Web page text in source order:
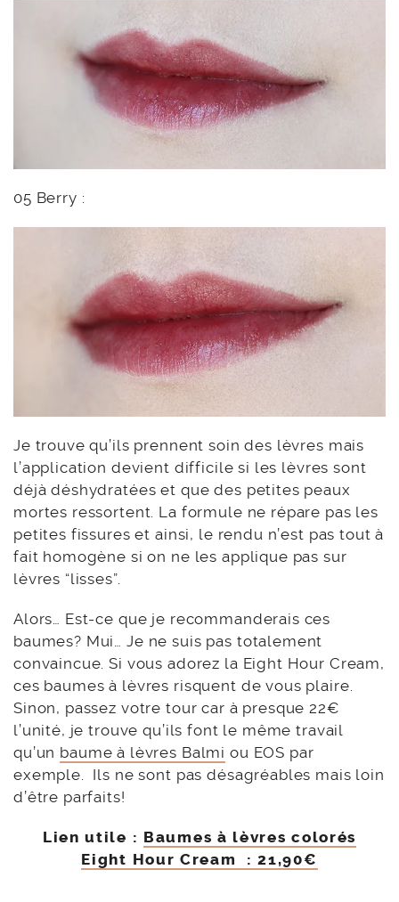
05 Berry :
Je trouve qu’ils prennent soin des lèvres mais
l’application devient difficile si les lèvres sont
déjà déshydratées et que des petites peaux
mortes ressortent. La formule ne répare pas les
petites fissures et ainsi, le rendu n’est pas tout à
fait homogène si on ne les applique pas sur
lèvres “lisses”.
Alors… Est-ce que je recommanderais ces
baumes? Mui… Je ne suis pas totalement
convaincue. Si vous adorez la Eight Hour Cream,
ces baumes à lèvres risquent de vous plaire.
Sinon, passez votre tour car à presque 22€
l’unité, je trouve qu’ils font le même travail
qu’un baume à lèvres Balmi ou EOS par
exemple. Ils ne sont pas désagréables mais loin
d’être parfaits!
Lien utile : Baumes à lèvres colorés
Eight Hour Cream : 21,90€